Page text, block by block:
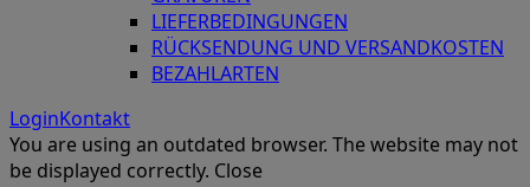
LIEFERBEDINGUNGEN
RÜCKSENDUNG UND VERSANDKOSTEN
BEZAHLARTEN
LoginKontakt
You are using an outdated browser. The website may not
be displayed correctly. Close